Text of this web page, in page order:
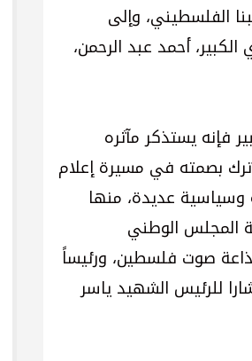
الفلسطيني، وإلى
الكبير، أحمد عبد الرحمن،
فإنه يستذكر مآثره
بصمته في مسيرة إعلام
وسياسية عديدة، منها
المجلس الوطني
صوت فلسطين، ورئيساً
للرئيس الشهيد ياسر